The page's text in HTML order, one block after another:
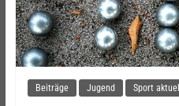
Beiträge Jugend Sport aktuell